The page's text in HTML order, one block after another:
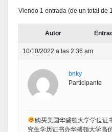
Viendo 1 entrada (de un total de
Autor
10/10/2022 a las 2:36 am
bnky
Participante
购买美国华盛顿大学学位证
究生学历证书办华盛顿大学高